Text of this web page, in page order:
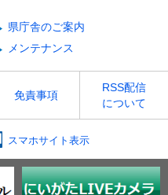
県庁舎のご案内
メンテナンス
免責事項
RSS配信
について
スマホサイト表示